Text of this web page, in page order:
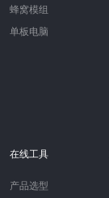
蜂窝模组
单板电脑
在线工具
产品选型